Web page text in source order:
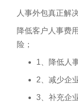
人事外包真正解
降低客户人事费
险；
1、降低人
2、减少企
3、补充企